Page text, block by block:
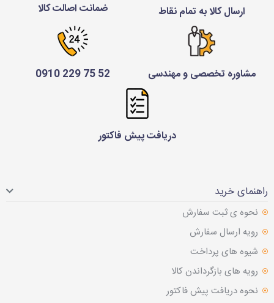
ارسال کالا به تمام نقاط ضمانت اصالت کالا
مشاوره تخصصی و مهندسی 52 75 229 0910
دریافت پیش فاکتور
راهنمای خرید
نحوه ی ثبت سفارش
رویه ارسال سفارش
شیوه های پرداخت
رویه های بازگرداندن کالا
نحوه دریافت پیش فاکتور